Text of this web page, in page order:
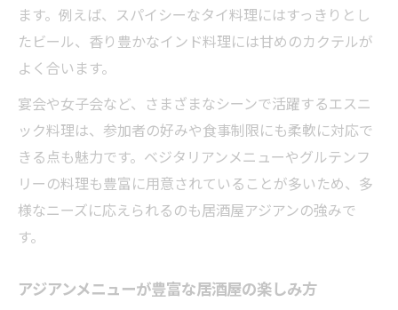
ます。例えば、スパイシーなタイ料理にはすっきりとし
たビール、香り豊かなインド料理には甘めのカクテルが
よく合います。
宴会や女子会など、さまざまなシーンで活躍するエスニ
ック料理は、参加者の好みや食事制限にも柔軟に対応で
きる点も魅力です。ベジタリアンメニューやグルテンフ
リーの料理も豊富に用意されていることが多いため、多
様なニーズに応えられるのも居酒屋アジアンの強みで
す。
アジアンメニューが豊富な居酒屋の楽しみ方